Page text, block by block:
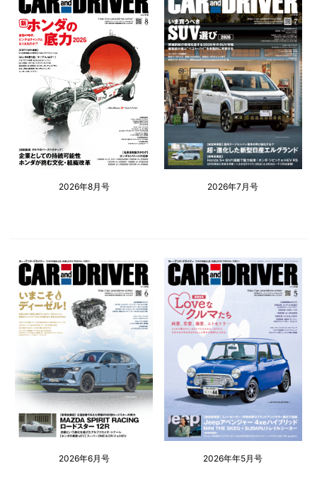
2026年8月号 2026年7月号
2026年6月号 2026年年5月号